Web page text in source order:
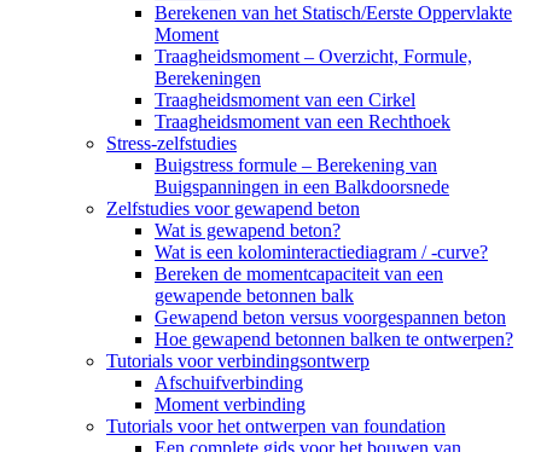
Berekenen van het Statisch/Eerste Oppervlakte
Moment
Traagheidsmoment – ​​Overzicht, Formule,
Berekeningen
Traagheidsmoment van een Cirkel
Traagheidsmoment van een Rechthoek
Stress-zelfstudies
Buigstress formule – Berekening van
Buigspanningen in een Balkdoorsnede
Zelfstudies voor gewapend beton
Wat is gewapend beton?
Wat is een kolominteractiediagram / -curve?
Bereken de momentcapaciteit van een
gewapende betonnen balk
Gewapend beton versus voorgespannen beton
Hoe gewapend betonnen balken te ontwerpen?
Tutorials voor verbindingsontwerp
Afschuifverbinding
Moment verbinding
Tutorials voor het ontwerpen van foundation